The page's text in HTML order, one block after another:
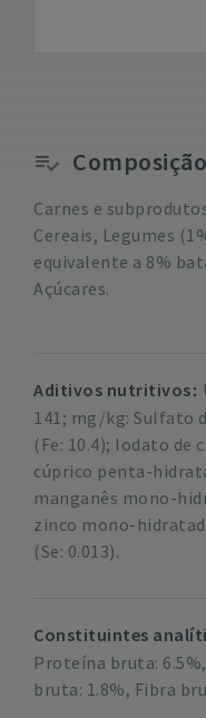
Composição
Carnes e
Cereais, Legumes
equivalente a 8%
Açúcares.
Aditivos nutritivos
141; mg/kg: Sulfato
(Fe: 10.4); Iodato de
cúprico penta-
manganês mono-
zinco mono-
(Se: 0.013).
Constituintes
Proteína bruta:
bruta: 1.8%, Fibra